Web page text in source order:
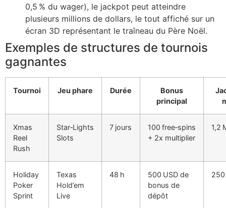
0,5 % du wager), le jackpot peut atteindre
plusieurs millions de dollars, le tout affiché sur un
écran 3D représentant le traîneau du Père Noël.
Exemples de structures de tournois
gagnantes
Tournoi Jeu phare Durée
Bonus
principal
Xmas
Reel
Rush
Star‑Lights
Slots
7 jours
100 free‑spins
+ 2x multiplier
1,2
Holiday
Poker
Sprint
Texas
Hold’em
Live
48 h
500 USD de
bonus de
dépôt
250